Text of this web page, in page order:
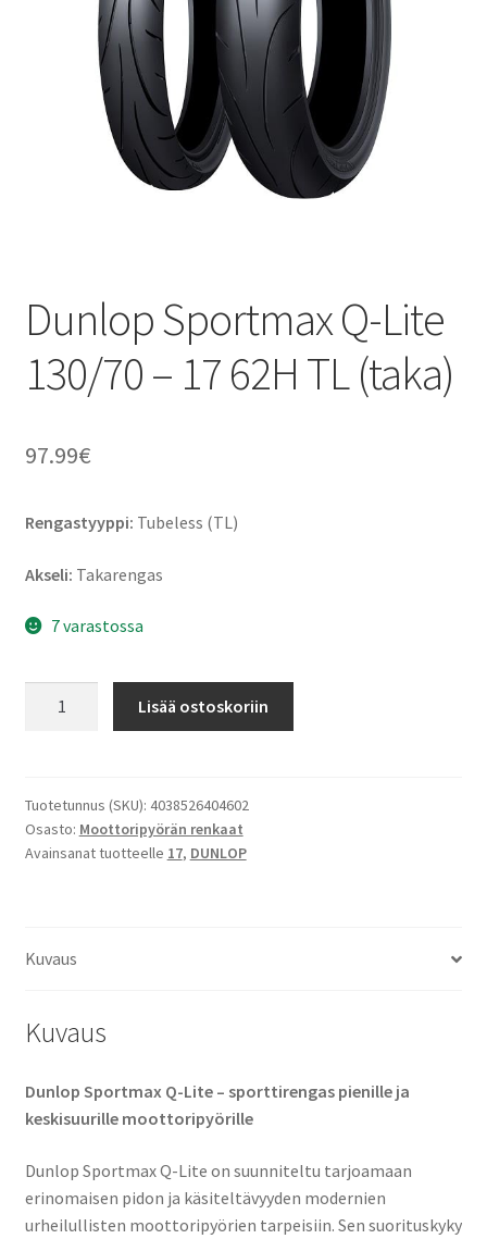
Dunlop Sportmax Q-Lite
130/70 – 17 62H TL (taka)
97.99€
Rengastyyppi: Tubeless (TL)
Akseli: Takarengas
7 varastossa
130/70
-
17
määrä
Lisää ostoskoriin
Tuotetunnus (SKU): 4038526404602
Osasto: Moottoripyörän renkaat
Avainsanat tuotteelle 17, DUNLOP
Kuvaus
Kuvaus
Dunlop Sportmax Q-Lite – sporttirengas pienille ja
keskisuurille moottoripyörille
Dunlop Sportmax Q-Lite on suunniteltu tarjoamaan
erinomaisen pidon ja käsiteltävyyden modernien
urheilullisten moottoripyörien tarpeisiin. Sen suorituskyky